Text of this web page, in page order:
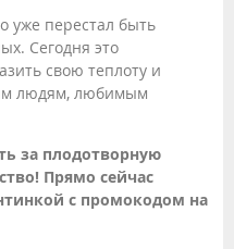
уже перестал быть
Сегодня это
свою теплоту и
людям, любимым
за плодотворную
Прямо сейчас
с промокодом на